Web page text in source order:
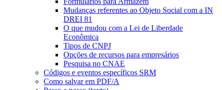
Mudanças referentes ao Objeto Social com a IN
DREI 81
O que mudou com a Lei de Liberdade
Econômica
Tipos de CNPJ
Opções de recursos para empresários
Pesquisa no CNAE
Códigos e eventos específicos SRM
Como salvar em PDF/A